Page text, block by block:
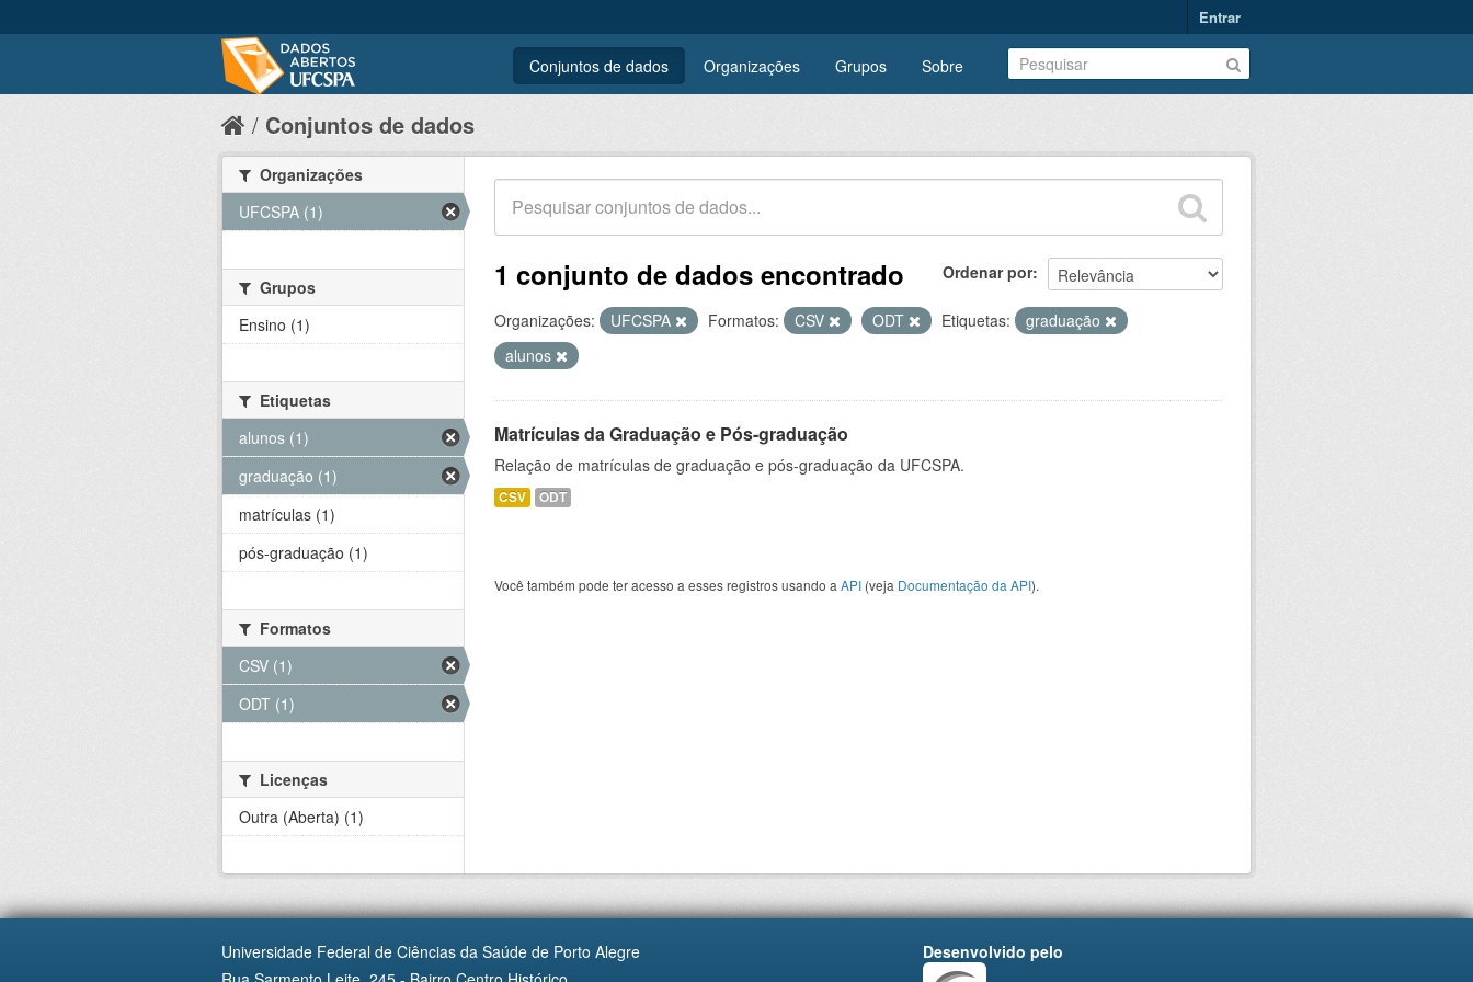
Entrar
Conjuntos de dados Organizações Grupos Sobre
Conjuntos de dados
Ordenar por
1 conjunto de dados encontrado
Organizações: UFCSPA Formatos: CSV ODT Etiquetas:
graduação
alunos
Matrículas da Graduação e Pós-graduação
Relação de matrículas de graduação e pós-graduação da UFCSPA.
CSV ODT
Você também pode ter acesso a esses registros usando a API (veja Documentação da API).
Organizações
UFCSPA (1)
Grupos
Ensino (1)
Etiquetas
alunos (1)
graduação (1)
matrículas (1)
pós-graduação (1)
Formatos
CSV (1)
ODT (1)
Licenças
Outra (Aberta) (1)
Universidade Federal de Ciências da Saúde de Porto Alegre
Desenvolvido pelo